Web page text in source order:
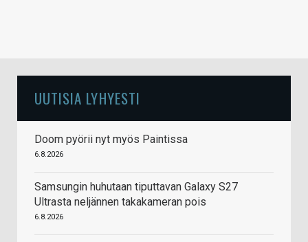
UUTISIA LYHYESTI
Doom pyörii nyt myös Paintissa
6.8.2026
Samsungin huhutaan tiputtavan Galaxy S27
Ultrasta neljännen takakameran pois
6.8.2026